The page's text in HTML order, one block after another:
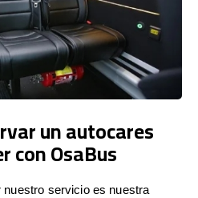
un autocares
con OsaBus
nuestro servicio es nuestra